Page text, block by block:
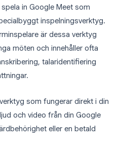
in Google Meet som
inspelningsverktyg.
är dessa verktyg
möten och innehåller ofta
talaridentifiering
som fungerar direkt i din
och video från din Google
eller en betald